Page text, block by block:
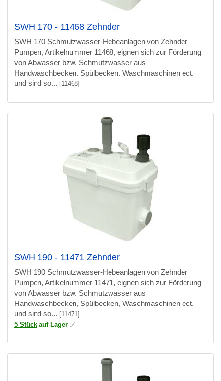
SWH 170 - 11468 Zehnder
SWH 170 Schmutzwasser-Hebeanlagen von Zehnder
Pumpen, Artikelnummer 11468, eignen sich zur Förderung
von Abwasser bzw. Schmutzwasser aus
Handwaschbecken, Spülbecken, Waschmaschinen ect.
und sind so... [11468]
SWH 190 - 11471 Zehnder
SWH 190 Schmutzwasser-Hebeanlagen von Zehnder
Pumpen, Artikelnummer 11471, eignen sich zur Förderung
von Abwasser bzw. Schmutzwasser aus
Handwaschbecken, Spülbecken, Waschmaschinen ect.
und sind so... [11471]
5 Stück auf Lager ✅